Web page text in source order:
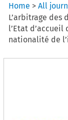
Home >All
L’arbitrage
l’Etat
nationalité de